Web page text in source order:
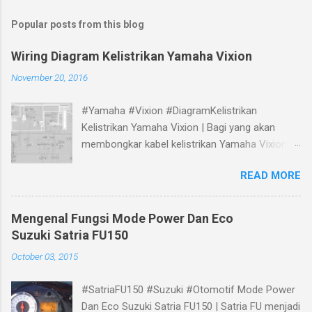
Popular posts from this blog
Wiring Diagram Kelistrikan Yamaha Vixion
November 20, 2016
#Yamaha #Vixion #DiagramKelistrikan
Kelistrikan Yamaha Vixion | Bagi yang akan
membongkar kabel kelistrikan Yamaha Vixion,
Diagram Kelistrikan Yamaha Vixion berikut.
READ MORE
Mengenal Fungsi Mode Power Dan Eco
Suzuki Satria FU150
October 03, 2015
#SatriaFU150 #Suzuki #Otomotif Mode Power
Dan Eco Suzuki Satria FU150 | Satria FU menjadi